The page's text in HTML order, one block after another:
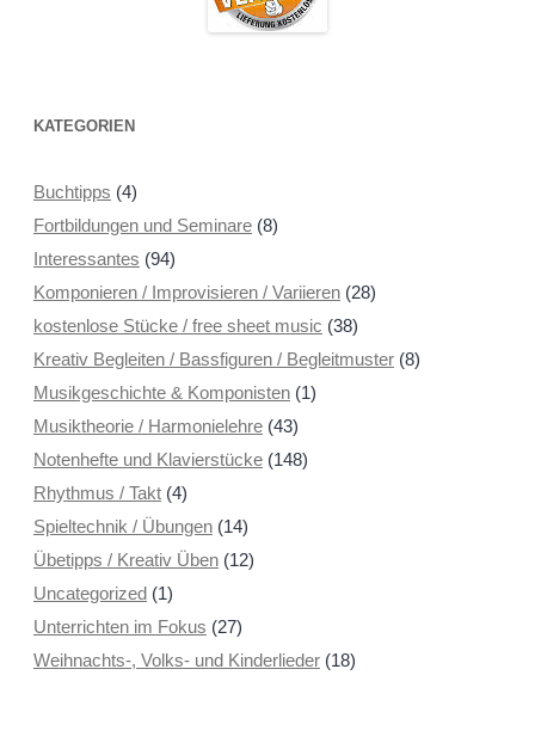
KATEGORIEN
Buchtipps (4)
Fortbildungen und Seminare(8)
Interessantes (94)
Komponieren / Improvisieren / Variieren(28)
kostenlose Stücke / free sheet music (38)
Kreativ Begleiten / Bassfiguren / Begleitmuster(8)
Musikgeschichte & Komponisten(1)
Musiktheorie / Harmonielehre(43)
Notenhefte und Klavierstücke(148)
Rhythmus / Takt(4)
Spieltechnik / Übungen(14)
Übetipps / Kreativ Üben(12)
Uncategorized(1)
Unterrichten im Fokus (27)
Weihnachts-, Volks- und Kinderlieder(18)